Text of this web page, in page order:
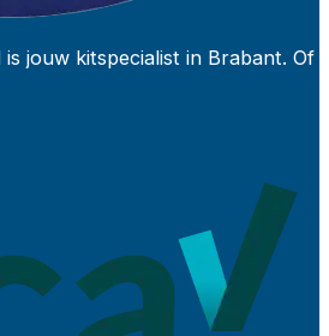
jouw kitspecialist in Brabant.